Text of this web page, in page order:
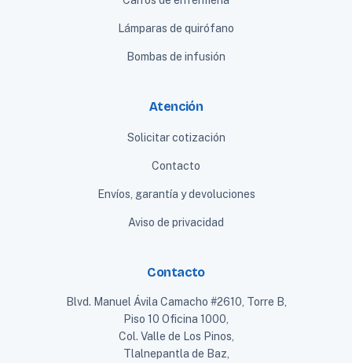
Lámparas de quirófano
Bombas de infusión
Atención
Solicitar cotización
Contacto
Envíos, garantía y devoluciones
Aviso de privacidad
Contacto
Blvd. Manuel Ávila Camacho #2610, Torre B,
Piso 10 Oficina 1000,
Col. Valle de Los Pinos,
Tlalnepantla de Baz,